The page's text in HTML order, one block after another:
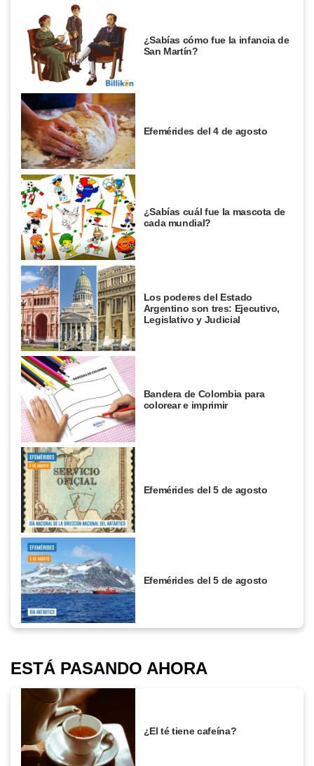
¿Sabías cómo fue la infancia de
San Martín?
Efemérides del 4 de agosto
¿Sabías cuál fue la mascota de
cada mundial?
Los poderes del Estado
Argentino son tres: Ejecutivo,
Legislativo y Judicial
Bandera de Colombia para
colorear e imprimir
Efemérides del 5 de agosto
Efemérides del 5 de agosto
ESTÁ PASANDO AHORA
¿El té tiene cafeína?